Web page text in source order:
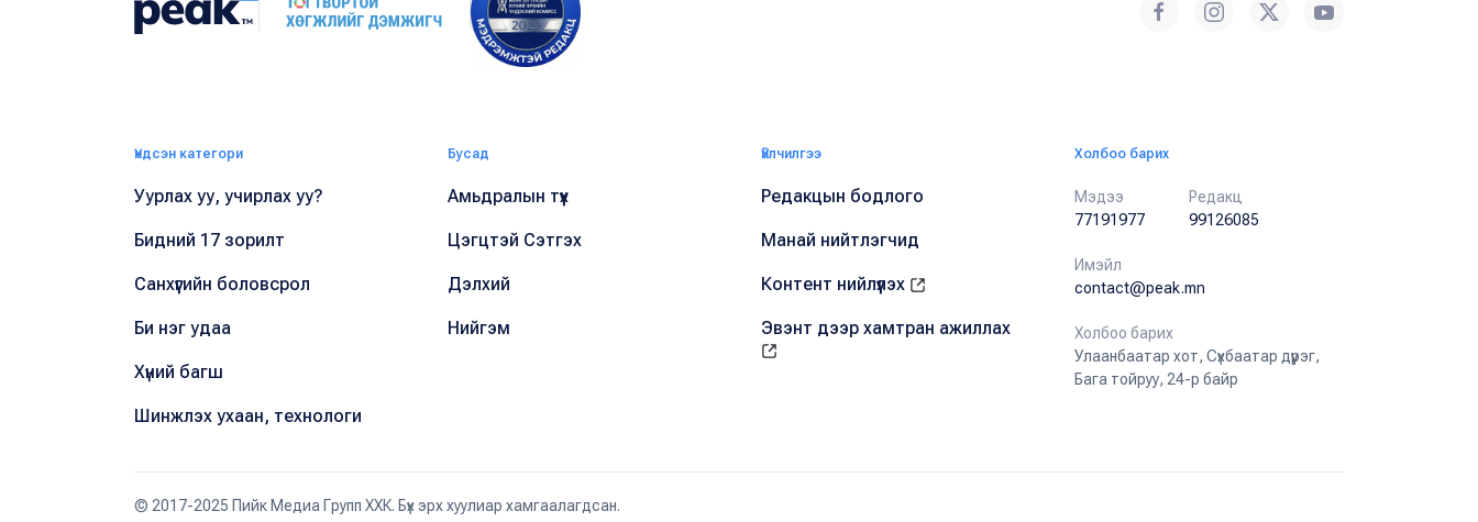
Үндсэн категори
Уурлах уу, учирлах уу?
Бидний 17 зорилт
Санхүүгийн боловсрол
Би нэг удаа
Хүний багш
Шинжлэх ухаан, технологи
Бусад
Амьдралын түүх
Цэгцтэй Сэтгэх
Дэлхий
Нийгэм
Үйлчилгээ
Редакцын бодлого
Манай нийтлэгчид
Контент нийлүүлэх
Эвэнт дээр хамтран ажиллах
Холбоо барих
Мэдээ
77191977
Редакц
99126085
Имэйл
contact@peak.mn
Холбоо барих
Улаанбаатар хот, Сүхбаатар дүүрэг,
Бага тойруу, 24-р байр
© 2017-2025 Пийк Медиа Групп ХХК. Бүх эрх хуулиар хамгаалагдсан.